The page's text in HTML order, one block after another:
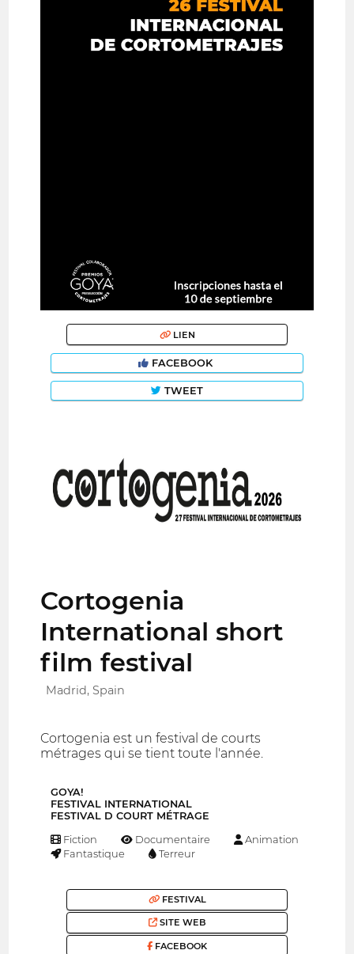
LIEN
FACEBOOK
TWEET
Cortogenia
International short
film festival
Madrid, Spain
Cortogenia est un festival de courts
métrages qui se tient toute l'année.
GOYA!
FESTIVAL INTERNATIONAL
FESTIVAL D COURT MÉTRAGE
Fiction Documentaire
Animation
Fantastique
Terreur
FESTIVAL
SITE WEB
FACEBOOK